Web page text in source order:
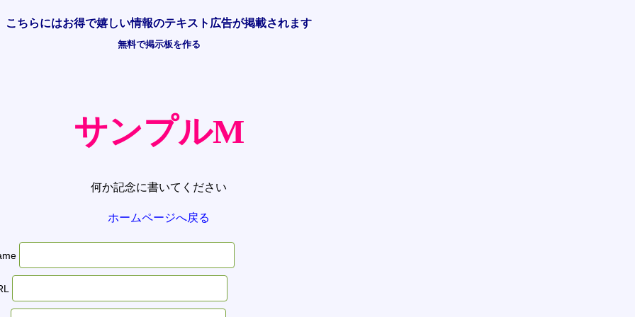
こちらにはお得で嬉しい情報のテキスト広告が掲載されます
無料で掲示板を作る
サンプルM
何か記念に書いてください
ホームページへ戻る